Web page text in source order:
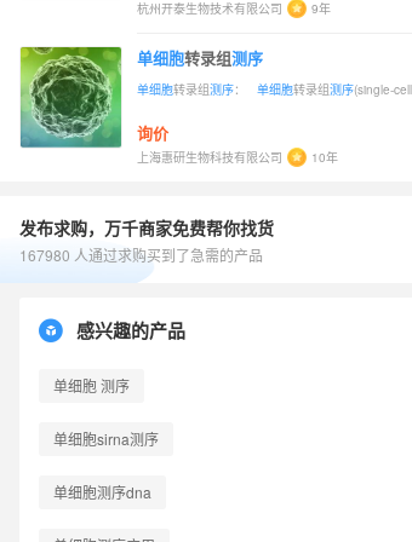
杭州开泰生物技术有限公司 9年
单细胞转录组测序
单细胞转录组测序： 单细胞转录组测序(single-
询价
上海惠研生物科技有限公司 10年
发布求购，万千商家免费帮你找货
167980 人通过求购买到了急需的产品
感兴趣的产品
单细胞 测序
单细胞sirna测序
单细胞测序dna